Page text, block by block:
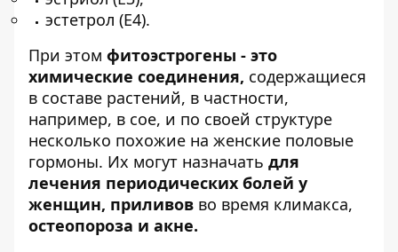
эстетрол (Е4).
При этом фитоэстрогены - это
химические соединения, содержащиеся
в составе растений, в частности,
например, в сое, и по своей структуре
несколько похожие на женские половые
гормоны. Их могут назначать для
лечения периодических болей у
женщин, приливов во время климакса,
остеопороза и акне.